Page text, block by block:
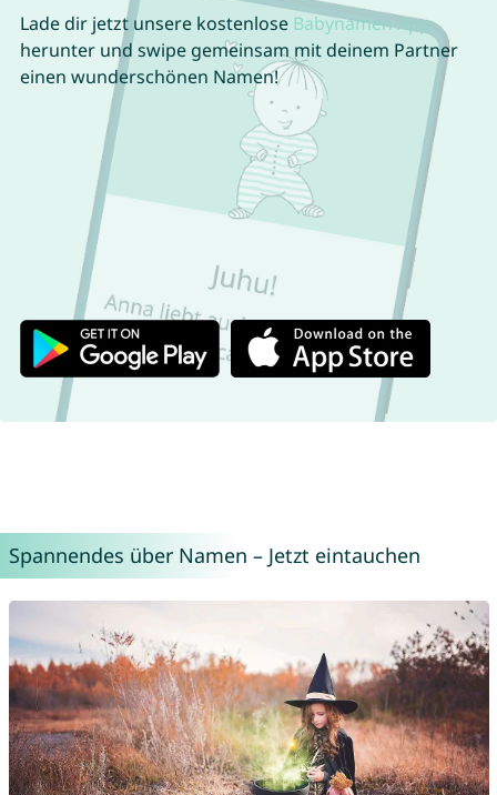
Lade dir jetzt unsere kostenlose Babynamen App
herunter und swipe gemeinsam mit deinem Partner
einen wunderschönen Namen!
Spannendes über Namen – Jetzt eintauchen